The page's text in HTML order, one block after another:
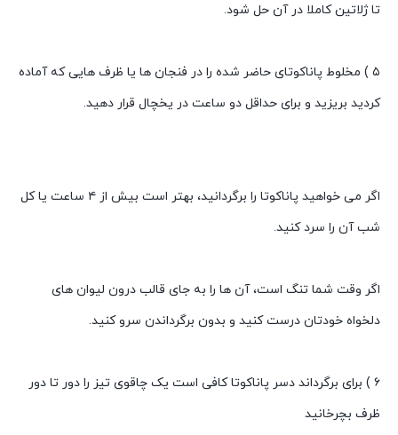
تا ژلاتین کاملا در آن حل شود.
۵ ) مخلوط پاناکوتای حاضر شده را در فنجان ها یا ظرف هایی که آماده
کردید بریزید و برای حداقل دو ساعت در یخچال قرار دهید.
اگر می خواهید پاناکوتا را برگردانید، بهتر است بیش از ۴ ساعت یا کل
شب آن را سرد کنید.
اگر وقت شما تنگ است، آن ها را به جای قالب درون لیوان های
دلخواه خودتان درست کنید و بدون برگرداندن سرو کنید.
۶ ) برای برگرداند دسر پاناکوتا کافی است یک چاقوی تیز را دور تا دور
ظرف بچرخانید